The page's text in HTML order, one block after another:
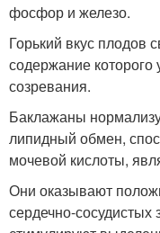
фосфор и железо.
Горький вкус плодов
содержание которого
созревания.
Баклажаны
липидный обмен,
мочевой кислоты,
Они оказывают
сердечно-сосудистых